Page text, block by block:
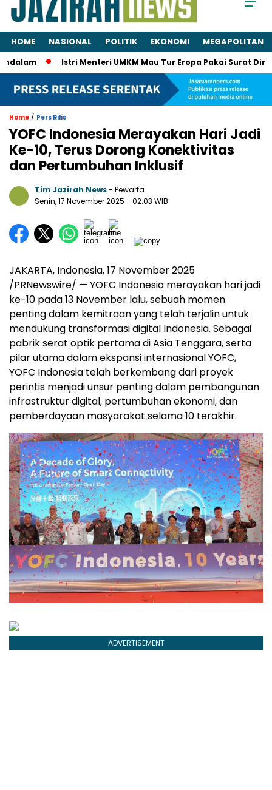
HOME NASIONAL POLITIK EKONOMI MEGAPOLITAN
Istri Menteri UMKM Mau Tur Eropa Pakai Surat Dinas? KPK
Home / Pers Rilis
YOFC Indonesia Merayakan Hari Jadi
Ke-10, Terus Dorong Konektivitas
dan Pertumbuhan Inklusif
Tim Jazirah News- Pewarta
Senin, 17 November 2025 - 02:03 WIB
JAKARTA, Indonesia,17 November 2025
/PRNewswire/ — YOFC Indonesia merayakan hari jadi
ke-10 pada 13 November lalu, sebuah momen
penting dalam kemitraan yang telah terjalin untuk
mendukung transformasi digital Indonesia. Sebagai
pabrik serat optik pertama diAsia Tenggara, serta
pilar utama dalam ekspansi internasional YOFC,
YOFC Indonesia telah berkembang dari proyek
perintis menjadi unsur penting dalam pembangunan
infrastruktur digital, pertumbuhan ekonomi, dan
pemberdayaan masyarakat selama 10 terakhir.
ADVERTISEMENT